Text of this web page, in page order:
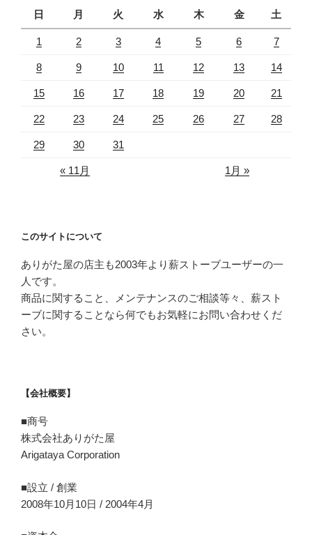
日
月 火 水 木 金 土
1 2 3 4 5 6 7
8 9 10 11 12 13 14
15 16 17 18 19 20 21
22 23 24 25 26 27 28
29 30 31
« 11月 1月 »
このサイトについて
ありがた屋の店主も2003年より薪ストーブユーザーの一
人です。
商品に関すること、メンテナンスのご相談等々、薪スト
ーブに関することなら何でもお気軽にお問い合わせくだ
さい。
【会社概要】
■商号
株式会社ありがた屋
Arigataya Corporation
■設立 / 創業
2008年10月10日 / 2004年4月